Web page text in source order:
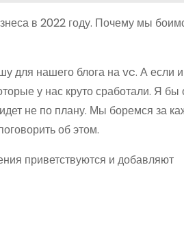
в 2022 году. Почему мы
для нашего блога на vc. А если и
у нас круто сработали. Я бы
не по плану. Мы боремся за
об этом.
приветствуются и добавляют